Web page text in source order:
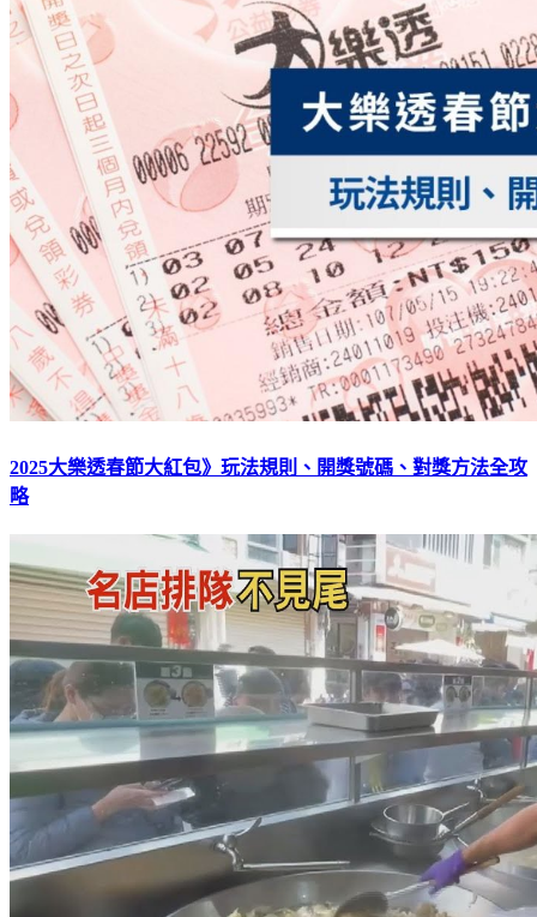
2025大樂透春節大紅包》玩法規則、開獎號碼、對獎方法全攻
略